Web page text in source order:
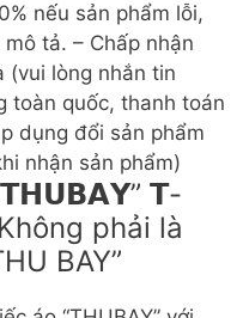
nếu sản phẩm lỗi,
tả. – Chấp nhận
(vui lòng nhắn tin
toàn quốc, thanh toán
dụng đổi sản phẩm
nhận sản phẩm)
𝗧-
phải là
BAY”